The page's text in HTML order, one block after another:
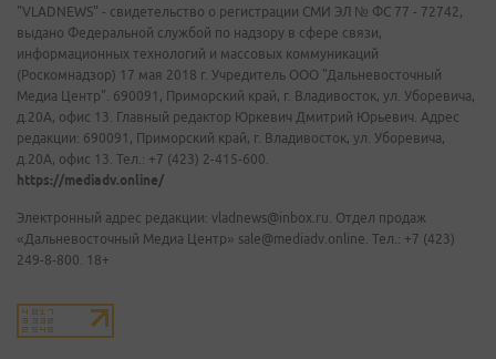
"VLADNEWS" - свидетельство о регистрации СМИ ЭЛ № ФС 77 - 72742,
выдано Федеральной службой по надзору в сфере связи,
информационных технологий и массовых коммуникаций
(Роскомнадзор) 17 мая 2018 г. Учредитель ООО "Дальневосточный
Медиа Центр". 690091, Приморский край, г. Владивосток, ул. Уборевича,
д.20А, офис 13. Главный редактор Юркевич Дмитрий Юрьевич. Адрес
редакции: 690091, Приморский край, г. Владивосток, ул. Уборевича,
д.20А, офис 13. Тел.: +7 (423) 2-415-600.
https://mediadv.online/
Электронный адрес редакции: vladnews@inbox.ru. Отдел продаж
«Дальневосточный Медиа Центр» sale@mediadv.online. Тел.: +7 (423)
249-8-800. 18+